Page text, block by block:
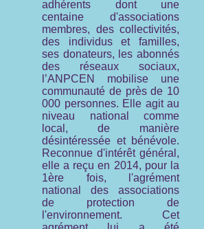
adhérents dont une
centaine d'associations
membres, des collectivités,
des individus et familles,
ses donateurs, les abonnés
des réseaux sociaux,
l’ANPCEN mobilise une
communauté de près de 10
000 personnes. Elle agit au
niveau national comme
local, de manière
désintéressée et bénévole.
Reconnue d'intérêt général,
elle a reçu en 2014, pour la
1ère fois, l'agrément
national des associations
de protection de
l'environnement. Cet